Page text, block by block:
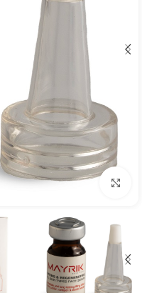
برای بزرگنمایی کلیک کنید